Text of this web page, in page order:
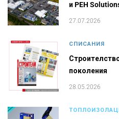
и PEH
27.07.2026
СПИСАНИЯ
поколения
28.05.2026